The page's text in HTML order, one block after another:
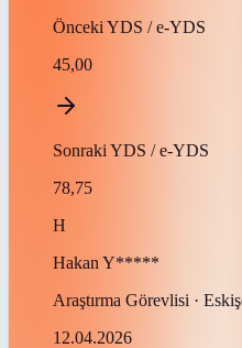
Önceki YDS / e-YDS
45,00
Sonraki YDS / e-YDS
78,75
H
Hakan Y*****
Araştırma Görevlisi ·
12.04.2026